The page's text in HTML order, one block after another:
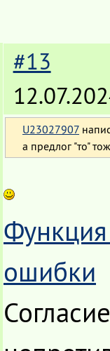
#13
U23027907
а предлог "то"
ошибки